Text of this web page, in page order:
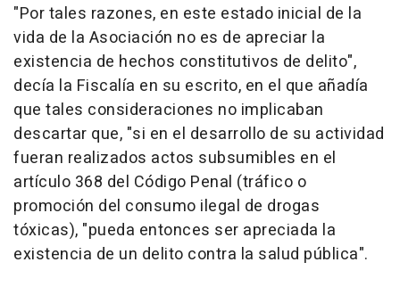
"Por tales razones, en este estado inicial de la
vida de la Asociación no es de apreciar la
existencia de hechos constitutivos de delito",
decía la Fiscalía en su escrito, en el que añadía
que tales consideraciones no implicaban
descartar que, "si en el desarrollo de su actividad
fueran realizados actos subsumibles en el
artículo 368 del Código Penal (tráfico o
promoción del consumo ilegal de drogas
tóxicas), "pueda entonces ser apreciada la
existencia de un delito contra la salud pública".